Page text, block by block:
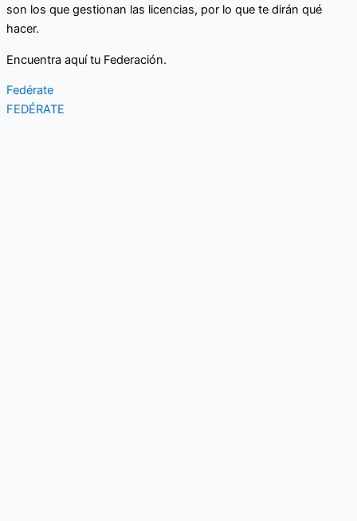
son los que gestionan las licencias, por lo que te dirán qué
hacer.
Encuentra aquí tu Federación.
Fedérate
FEDÉRATE